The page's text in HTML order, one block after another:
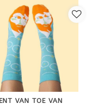
VAN TOE VAN